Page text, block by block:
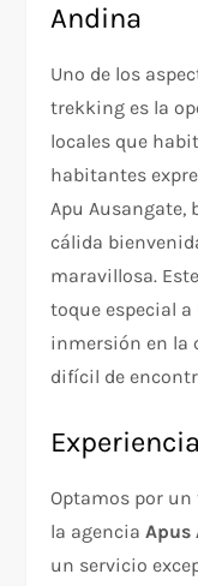
Andina
Uno de los
trekking es la
locales que
habitantes
Apu
cálida
maravillosa.
toque especial
inmersión en la
difícil de
Optamos por un
la agenciaApus
un servicio